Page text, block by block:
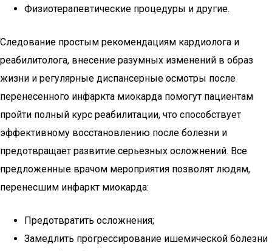
Физиотерапевтические процедуры и другие.
Следование простым рекомендациям кардиолога и
реабилитолога, внесение разумных изменений в образ
жизни и регулярные диспансерные осмотры после
перенесенного инфаркта миокарда помогут пациентам
пройти полный курс реабилитации, что способствует
эффективному восстановлению после болезни и
предотвращает развитие серьезных осложнений. Все
предложенные врачом мероприятия позволят людям,
перенесшим инфаркт миокарда:
Предотвратить осложнения;
Замедлить прогрессирование ишемической болезни